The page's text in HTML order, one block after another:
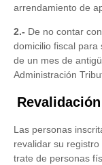
arrendamiento de
2.- De no contar
domicilio fiscal para
de un mes de
Administración
Las personas
revalidar su
trate de personas